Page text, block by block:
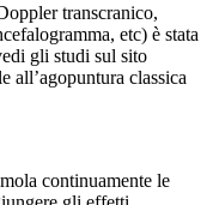
transcranico,
etc) è stata
gli studi sul sito
all’agopuntura classica
continuamente le